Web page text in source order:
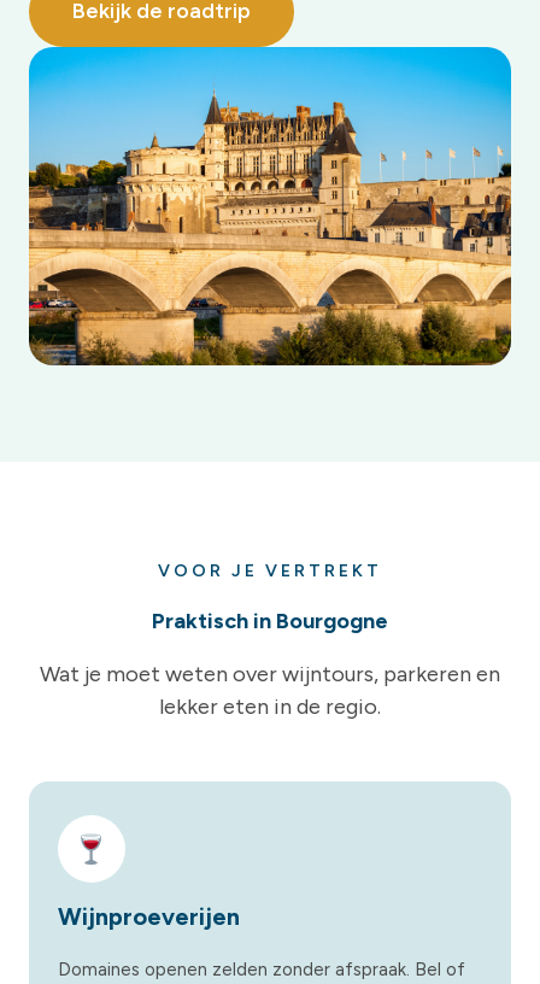
Bekijk de roadtrip
VOOR JE VERTREKT
Praktisch in Bourgogne
Wat je moet weten over wijntours, parkeren en
lekker eten in de regio.
Wijnproeverijen
Domaines openen zelden zonder afspraak. Bel of